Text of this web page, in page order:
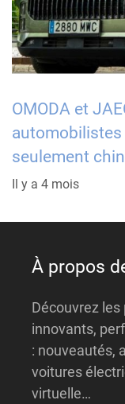
OMODA et
automobilistes
seulement
Il y a 4 mois
À propos
Découvrez
innovants,
: nouveautés,
voitures
virtuelle…